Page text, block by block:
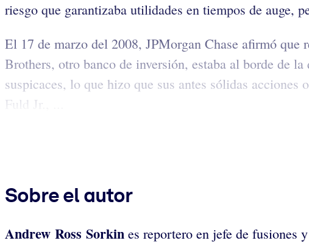
riesgo que garantizaba utilidades en tiempos de auge,
El 17 de marzo del 2008, JPMorgan Chase afirmó
Brothers, otro banco de inversión, estaba al borde de
suspicaces, lo que hizo que sus antes sólidas
Fuld Jr., ...
Sobre el autor
Andrew Ross Sorkin es reportero en jefe de fusiones